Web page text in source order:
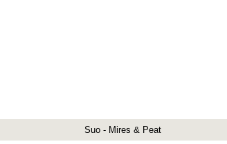
Suo - Mires & Peat